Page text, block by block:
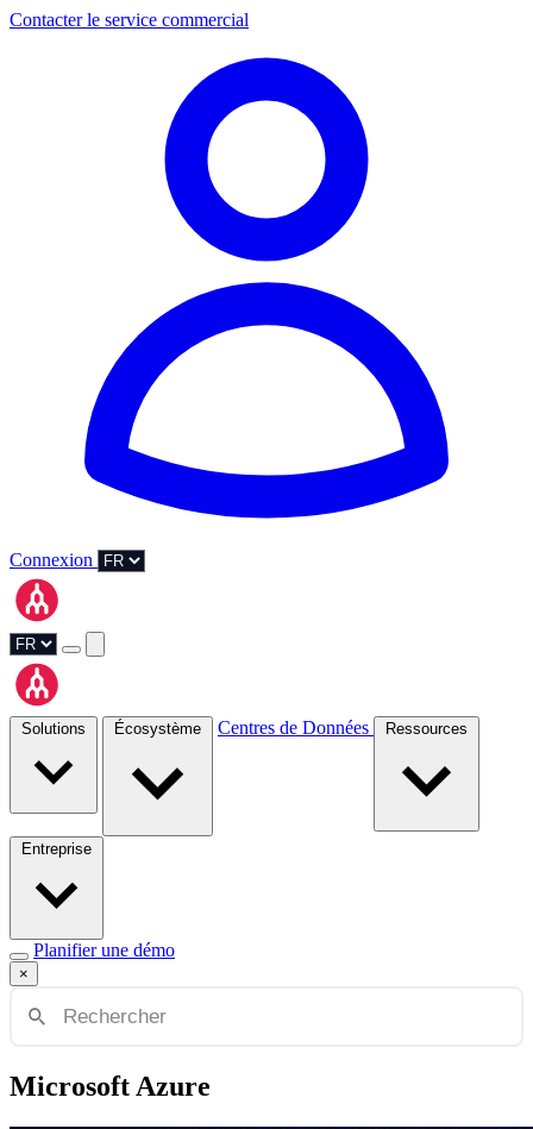
Contacter le service commercial
Connexion
Centres de Données
Planifier une démo
×
Microsoft Azure